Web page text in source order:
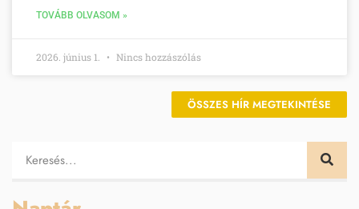
TOVÁBB OLVASOM »
2026. június 1. Nincs hozzászólás
ÖSSZES HÍR MEGTEKINTÉSE